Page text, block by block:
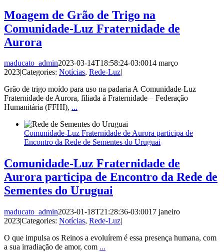
Moagem de Grão de Trigo na
Comunidade-Luz Fraternidade de
Aurora
maducato_admin2023-03-14T18:58:24-03:0014 março
2023|Categories: Notícias, Rede-Luz|
Grão de trigo moído para uso na padaria A Comunidade-Luz
Fraternidade de Aurora, filiada à Fraternidade – Federação
Humanitária (FFHI), ...
Comunidade-Luz Fraternidade de Aurora participa de
Encontro da Rede de Sementes do Uruguai
Comunidade-Luz Fraternidade de
Aurora participa de Encontro da Rede de
Sementes do Uruguai
maducato_admin2023-01-18T21:28:36-03:0017 janeiro
2023|Categories: Notícias, Rede-Luz|
O que impulsa os Reinos a evoluírem é essa presença humana, com
a sua irradiação de amor, com ...